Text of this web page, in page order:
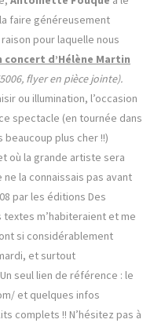
faire généreusement
pour laquelle nous
concert d’Hélène Martin
flyer en pièce jointe).
ou illumination, l’occasion
spectacle (en tournée dans
beaucoup plus cher !!)
où la grande artiste sera
ne la connaissais pas avant
par les éditions Des
textes m’habiteraient et me
si considérablement
et surtout
seul lien de référence : le
et quelques infos
complets !! N’hésitez pas à